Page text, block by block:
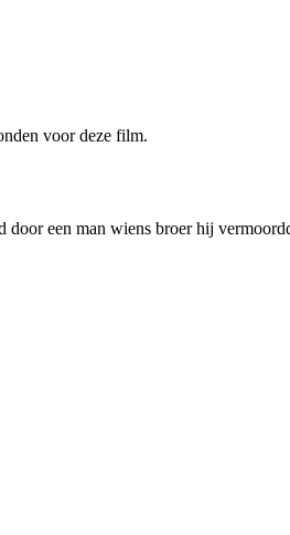
voor deze film.
door een man wiens broer hij